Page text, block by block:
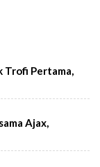
Trofi Pertama,
Ajax,